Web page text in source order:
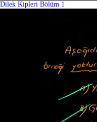
Dilek Kipleri Bölüm 1